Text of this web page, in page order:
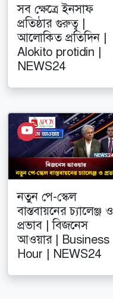
সব ক্ষেত্রে ইনসাফ
প্রতিষ্ঠার গুরুত্ব |
আলোকিত প্রতিদিন |
Alokito protidin |
NEWS24
নতুন পে-স্কেল
বাস্তবায়নের চ্যালেঞ্জ ও
প্রভাব | বিজনেস
আওয়ার | Business
Hour | NEWS24